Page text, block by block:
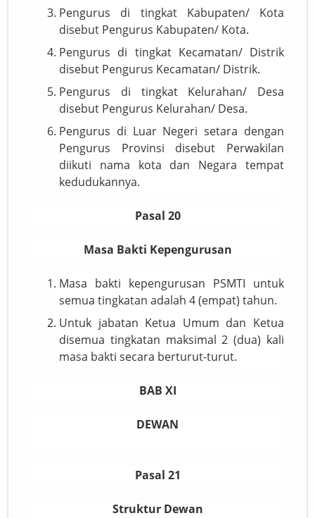
Pengurus di tingkat Kabupaten/ Kota
disebut Pengurus Kabupaten/ Kota.
Pengurus di tingkat Kecamatan/ Distrik
disebut Pengurus Kecamatan/ Distrik.
Pengurus di tingkat Kelurahan/ Desa
disebut Pengurus Kelurahan/ Desa.
Pengurus di Luar Negeri setara dengan
Pengurus Provinsi disebut Perwakilan
diikuti nama kota dan Negara tempat
kedudukannya.
Pasal 20
Masa Bakti Kepengurusan
Masa bakti kepengurusan PSMTI untuk
semua tingkatan adalah 4 (empat) tahun.
Untuk jabatan Ketua Umum dan Ketua
disemua tingkatan maksimal 2 (dua) kali
masa bakti secara berturut-turut.
BAB XI
DEWAN
Pasal 21
Struktur Dewan